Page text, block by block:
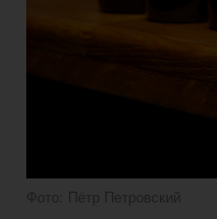
Фото: Пётр Петровский